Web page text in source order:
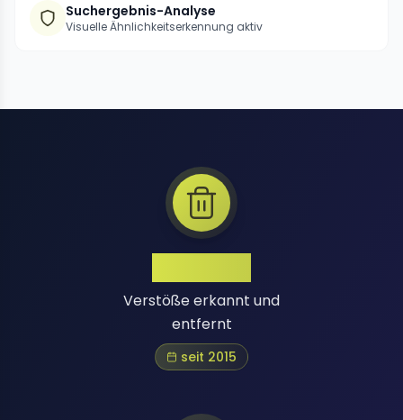
Suchergebnis-Analyse
Visuelle Ähnlichkeitserkennung aktiv
Verstöße erkannt und
entfernt
seit 2015